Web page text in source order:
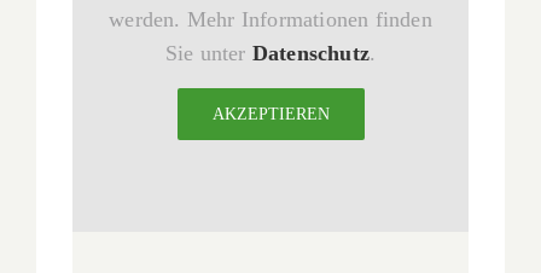
werden. Mehr Informationen finden
Sie unter Datenschutz.
AKZEPTIEREN